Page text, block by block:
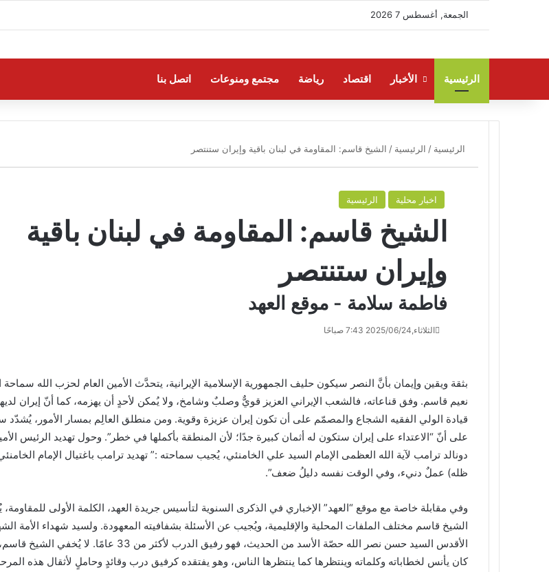
الجمعة, أغسطس 7 2026
الرئيسية الأخبار اقتصاد رياضة مجتمع ومنوعات اتصل بنا
الرئيسية / الرئيسية / الشيخ قاسم: المقاومة في لبنان باقية وإيران ستنتصر
اخبار محلية الرئيسية
الشيخ قاسم: المقاومة في لبنان باقية
وإيران ستنتصر
فاطمة سلامة - موقع العهد
الثلاثاء,2025/06/24 7:43 صباحًا
بثقة ويقين وإيمان بأنَّ النصر سيكون حليف الجمهورية الإسلامية الإيرانية، يتحدَّث الأمين العام لحزب الله سماحة
نعيم قاسم. وفق قناعاته، فالشعب الإيراني العزيز قويٌّ وصلبٌ وشامخ، ولا يُمكن لأحدٍ أن يهزمه، كما أنّ إيران
قيادة الولي الفقيه الشجاع والمصمّم على أن تكون إيران عزيزة وقوية. ومن منطلق العالِم بمسار الأمور، يُشدّد
على أنّ “الاعتداء على إيران ستكون له أثمان كبيرة جدًا؛ لأن المنطقة بأكملها في خطر”. وحول تهديد الرئيس
دونالد ترامب لآية الله العظمى الإمام السيد علي الخامنئي، يُجيب سماحته :” تهديد ترامب باغتيال الإمام
ظله) عملٌ دنيء، وفي الوقت نفسه دليلُ ضعف”.
وفي مقابلة خاصة مع موقع “العهد” الإخباري في الذكرى السنوية لتأسيس جريدة العهد، الكلمة الأولى للمقاومة،
الشيخ قاسم مختلف الملفات المحلية والإقليمية، ويُجيب عن الأسئلة بشفافيته المعهودة. ولسيد شهداء الأمة
الأقدس السيد حسن نصر الله حصّة الأسد من الحديث، فهو رفيق الدرب لأكثر من 33 عامًا. لا يُخفي
كان يأنس لخطاباته وكلماته وينتظرها كما ينتظرها الناس، وهو يفتقده كرفيق درب وقائدٍ وحاملٍ لأثقال هذه